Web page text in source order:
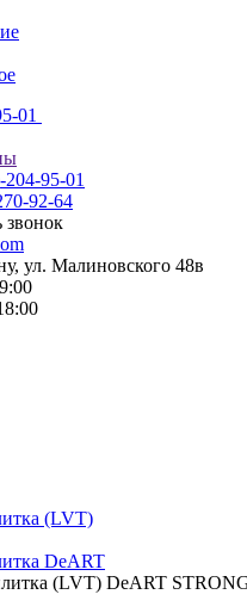
01
95-01
92-64
звонок
ул. Малиновского 48в
(LVT)
DeART
(LVT) DeART